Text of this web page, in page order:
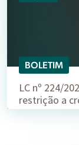
BOLETIM
LC nº 224/
restrição a